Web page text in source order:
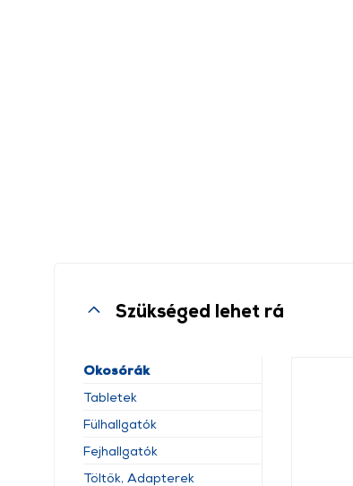
Szükséged lehet rá
Okosórák
Tabletek
Fülhallgatók
Fejhallgatók
Töltők, Adapterek